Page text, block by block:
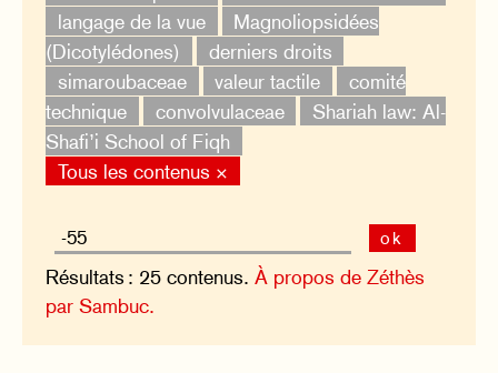
langage de la vue
Magnoliopsidées
(Dicotylédones)
derniers droits
simaroubaceae
valeur tactile
comité
technique
convolvulaceae
Shariah law: Al-
Shafi’i School of Fiqh
Tous les contenus ×
ok
Résultats : 25 contenus.À propos de Zéthès
par Sambuc.